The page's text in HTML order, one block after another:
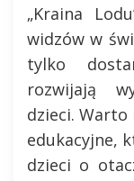
„Kraina
widzów w
tylko
rozwijają
dzieci. Warto
edukacyjne,
dzieci o